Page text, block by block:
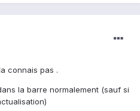
connais pas .
la barre normalement (sauf si